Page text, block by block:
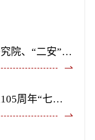
齐鲁师范学院揭牌成立龙山文化研究院、“二安”文化研究院
学校隆重举行庆祝中国共产党成立105周年“七一”表彰大会暨《长歌尽美》艺术党课